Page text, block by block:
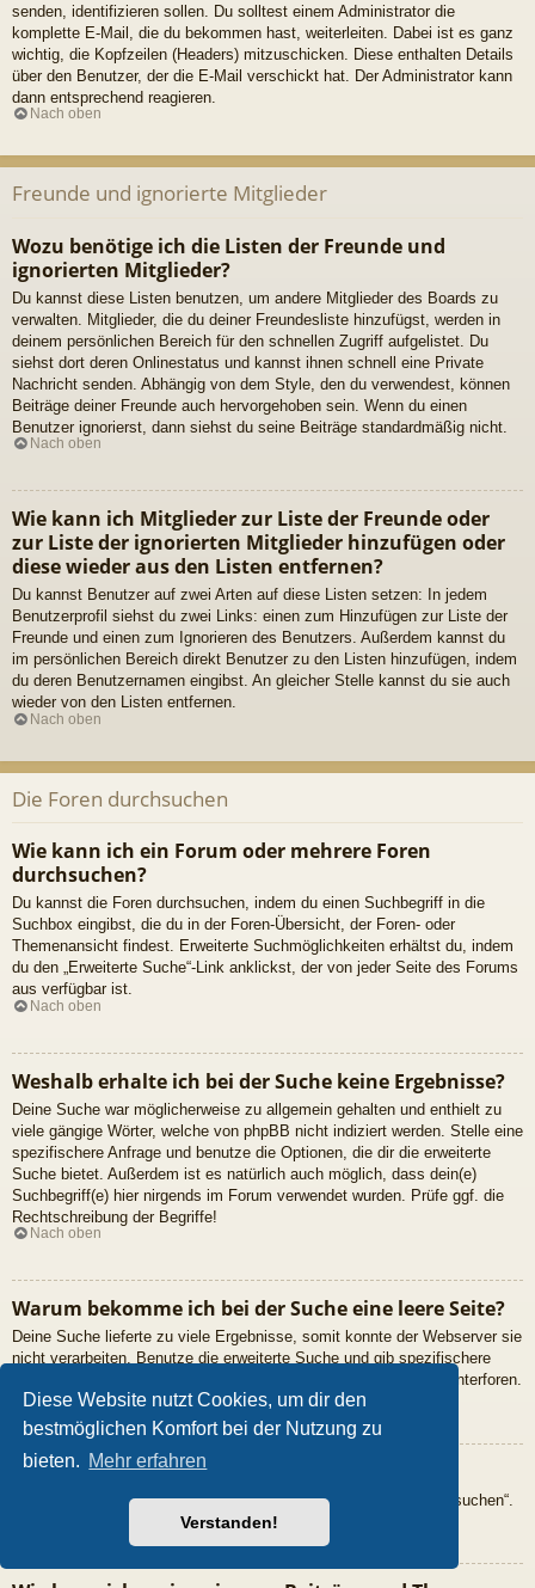
Diese Website nutzt Cookies, um dir den
bestmöglichen Komfort bei der Nutzung zu
bieten. Mehr erfahren
Verstanden!
senden, identifizieren sollen. Du solltest einem Administrator die
komplette E-Mail, die du bekommen hast, weiterleiten. Dabei ist es ganz
wichtig, die Kopfzeilen (Headers) mitzuschicken. Diese enthalten Details
über den Benutzer, der die E-Mail verschickt hat. Der Administrator kann
dann entsprechend reagieren.
Nach oben
Freunde und ignorierte Mitglieder
Wozu benötige ich die Listen der Freunde und
ignorierten Mitglieder?
Du kannst diese Listen benutzen, um andere Mitglieder des Boards zu
verwalten. Mitglieder, die du deiner Freundesliste hinzufügst, werden in
deinem persönlichen Bereich für den schnellen Zugriff aufgelistet. Du
siehst dort deren Onlinestatus und kannst ihnen schnell eine Private
Nachricht senden. Abhängig von dem Style, den du verwendest, können
Beiträge deiner Freunde auch hervorgehoben sein. Wenn du einen
Benutzer ignorierst, dann siehst du seine Beiträge standardmäßig nicht.
Nach oben
Wie kann ich Mitglieder zur Liste der Freunde oder
zur Liste der ignorierten Mitglieder hinzufügen oder
diese wieder aus den Listen entfernen?
Du kannst Benutzer auf zwei Arten auf diese Listen setzen: In jedem
Benutzerprofil siehst du zwei Links: einen zum Hinzufügen zur Liste der
Freunde und einen zum Ignorieren des Benutzers. Außerdem kannst du
im persönlichen Bereich direkt Benutzer zu den Listen hinzufügen, indem
du deren Benutzernamen eingibst. An gleicher Stelle kannst du sie auch
wieder von den Listen entfernen.
Nach oben
Die Foren durchsuchen
Wie kann ich ein Forum oder mehrere Foren
durchsuchen?
Du kannst die Foren durchsuchen, indem du einen Suchbegriff in die
Suchbox eingibst, die du in der Foren-Übersicht, der Foren- oder
Themenansicht findest. Erweiterte Suchmöglichkeiten erhältst du, indem
du den „Erweiterte Suche“-Link anklickst, der von jeder Seite des Forums
aus verfügbar ist.
Nach oben
Weshalb erhalte ich bei der Suche keine Ergebnisse?
Deine Suche war möglicherweise zu allgemein gehalten und enthielt zu
viele gängige Wörter, welche von phpBB nicht indiziert werden. Stelle eine
spezifischere Anfrage und benutze die Optionen, die dir die erweiterte
Suche bietet. Außerdem ist es natürlich auch möglich, dass dein(e)
Suchbegriff(e) hier nirgends im Forum verwendet wurden. Prüfe ggf. die
Rechtschreibung der Begriffe!
Nach oben
Warum bekomme ich bei der Suche eine leere Seite?
Deine Suche lieferte zu viele Ergebnisse, somit konnte der Webserver sie
nicht verarbeiten. Benutze die erweiterte Suche und gib spezifischere
Suchbegriffe ein oder beschränke die Suche auf verschiedene Unterforen.
Nach oben
Wie kann ich nach Mitgliedern suchen?
Gehe zur „Mitglieder“-Seite und klicke auf „Nach einem Mitglied suchen“.